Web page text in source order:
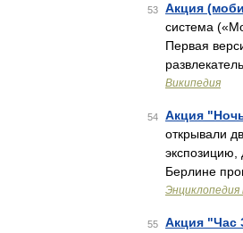
53 Акция
система
Первая
Википедия
54 Акция
открывали
экспозицию,
Берлине
Энциклопедия
55 Акция "Час